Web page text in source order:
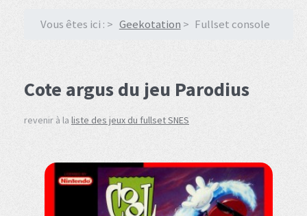
Vous êtes ici : Geekotation Fullset console
Cote argus du jeu Parodius
revenir à la liste des jeux du fullset SNES